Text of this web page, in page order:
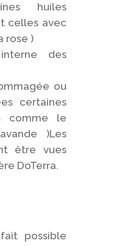
huiles
celles avec
rose )
des
ou
certaines
comme le
)Les
être vues
DoTerra.
possible